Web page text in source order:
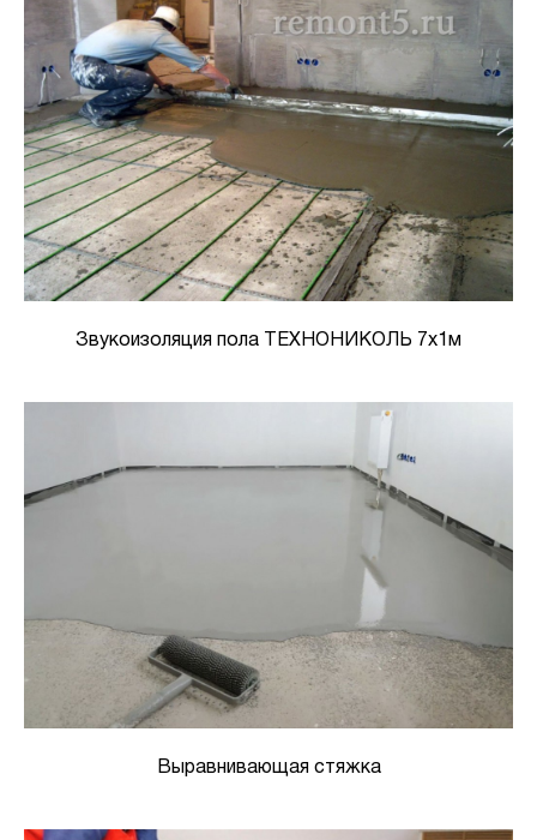
Звукоизоляция пола ТЕХНОНИКОЛЬ 7х1м
Выравнивающая стяжка